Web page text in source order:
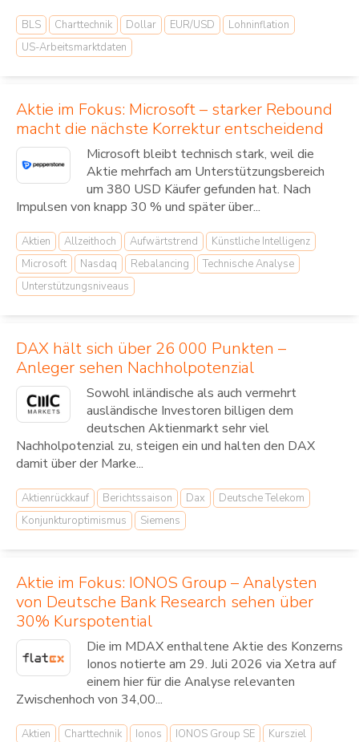
BLS Charttechnik Dollar EUR/USD
Lohninflation
US-Arbeitsmarktdaten
Aktie im Fokus: Microsoft – starker Rebound
macht die nächste Korrektur entscheidend
Microsoft bleibt technisch stark, weil die
Aktie mehrfach am Unterstützungsbereich
um 380 USD Käufer gefunden hat. Nach
Impulsen von knapp 30 % und später über...
Aktien Allzeithoch Aufwärtstrend
Künstliche Intelligenz
Microsoft
Nasdaq Rebalancing
Technische Analyse
Unterstützungsniveaus
DAX hält sich über 26 000 Punkten –
Anleger sehen Nachholpotenzial
Sowohl inländische als auch vermehrt
ausländische Investoren billigen dem
deutschen Aktienmarkt sehr viel
Nachholpotenzial zu, steigen ein und halten den DAX
damit über der Marke...
Aktienrückkauf Berichtssaison Dax
Deutsche Telekom
Konjunkturoptimismus
Siemens
Aktie im Fokus: IONOS Group – Analysten
von Deutsche Bank Research sehen über
30% Kurspotential
Die im MDAX enthaltene Aktie des Konzerns
Ionos notierte am 29. Juli 2026 via Xetra auf
einem hier für die Analyse relevanten
Zwischenhoch von 34,00...
Aktien Charttechnik Ionos IONOS Group SE Kursziel